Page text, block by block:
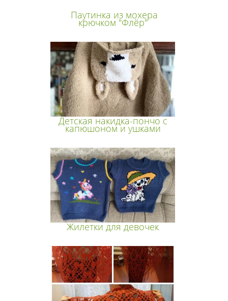
Паутинка из мохера
крючком "Флёр"
Детская накидка-пончо с
капюшоном и ушками
Жилетки для девочек